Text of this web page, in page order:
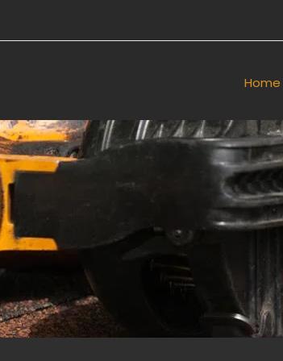
Home